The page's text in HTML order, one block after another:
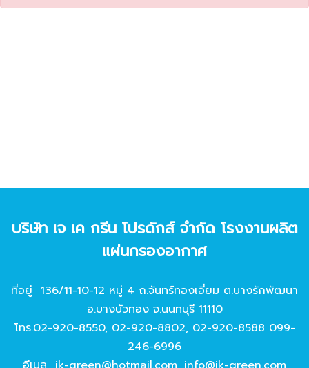
บริษัท เจ เค กรีน โปรดักส์ จํากัด โรงงานผลิต
แผ่นกรองอากาศ
ที่อยู่ 136/11-10-12 หมู่ 4 ถ.จันทร์ทองเอี่ยม ต.บางรักพัฒนา
อ.บางบัวทอง จ.นนทบุรี 11110
โทร.02-920-8550, 02-920-8802, 02-920-8588 099-
246-6996